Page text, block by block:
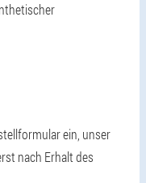
ein, unser
nach Erhalt des